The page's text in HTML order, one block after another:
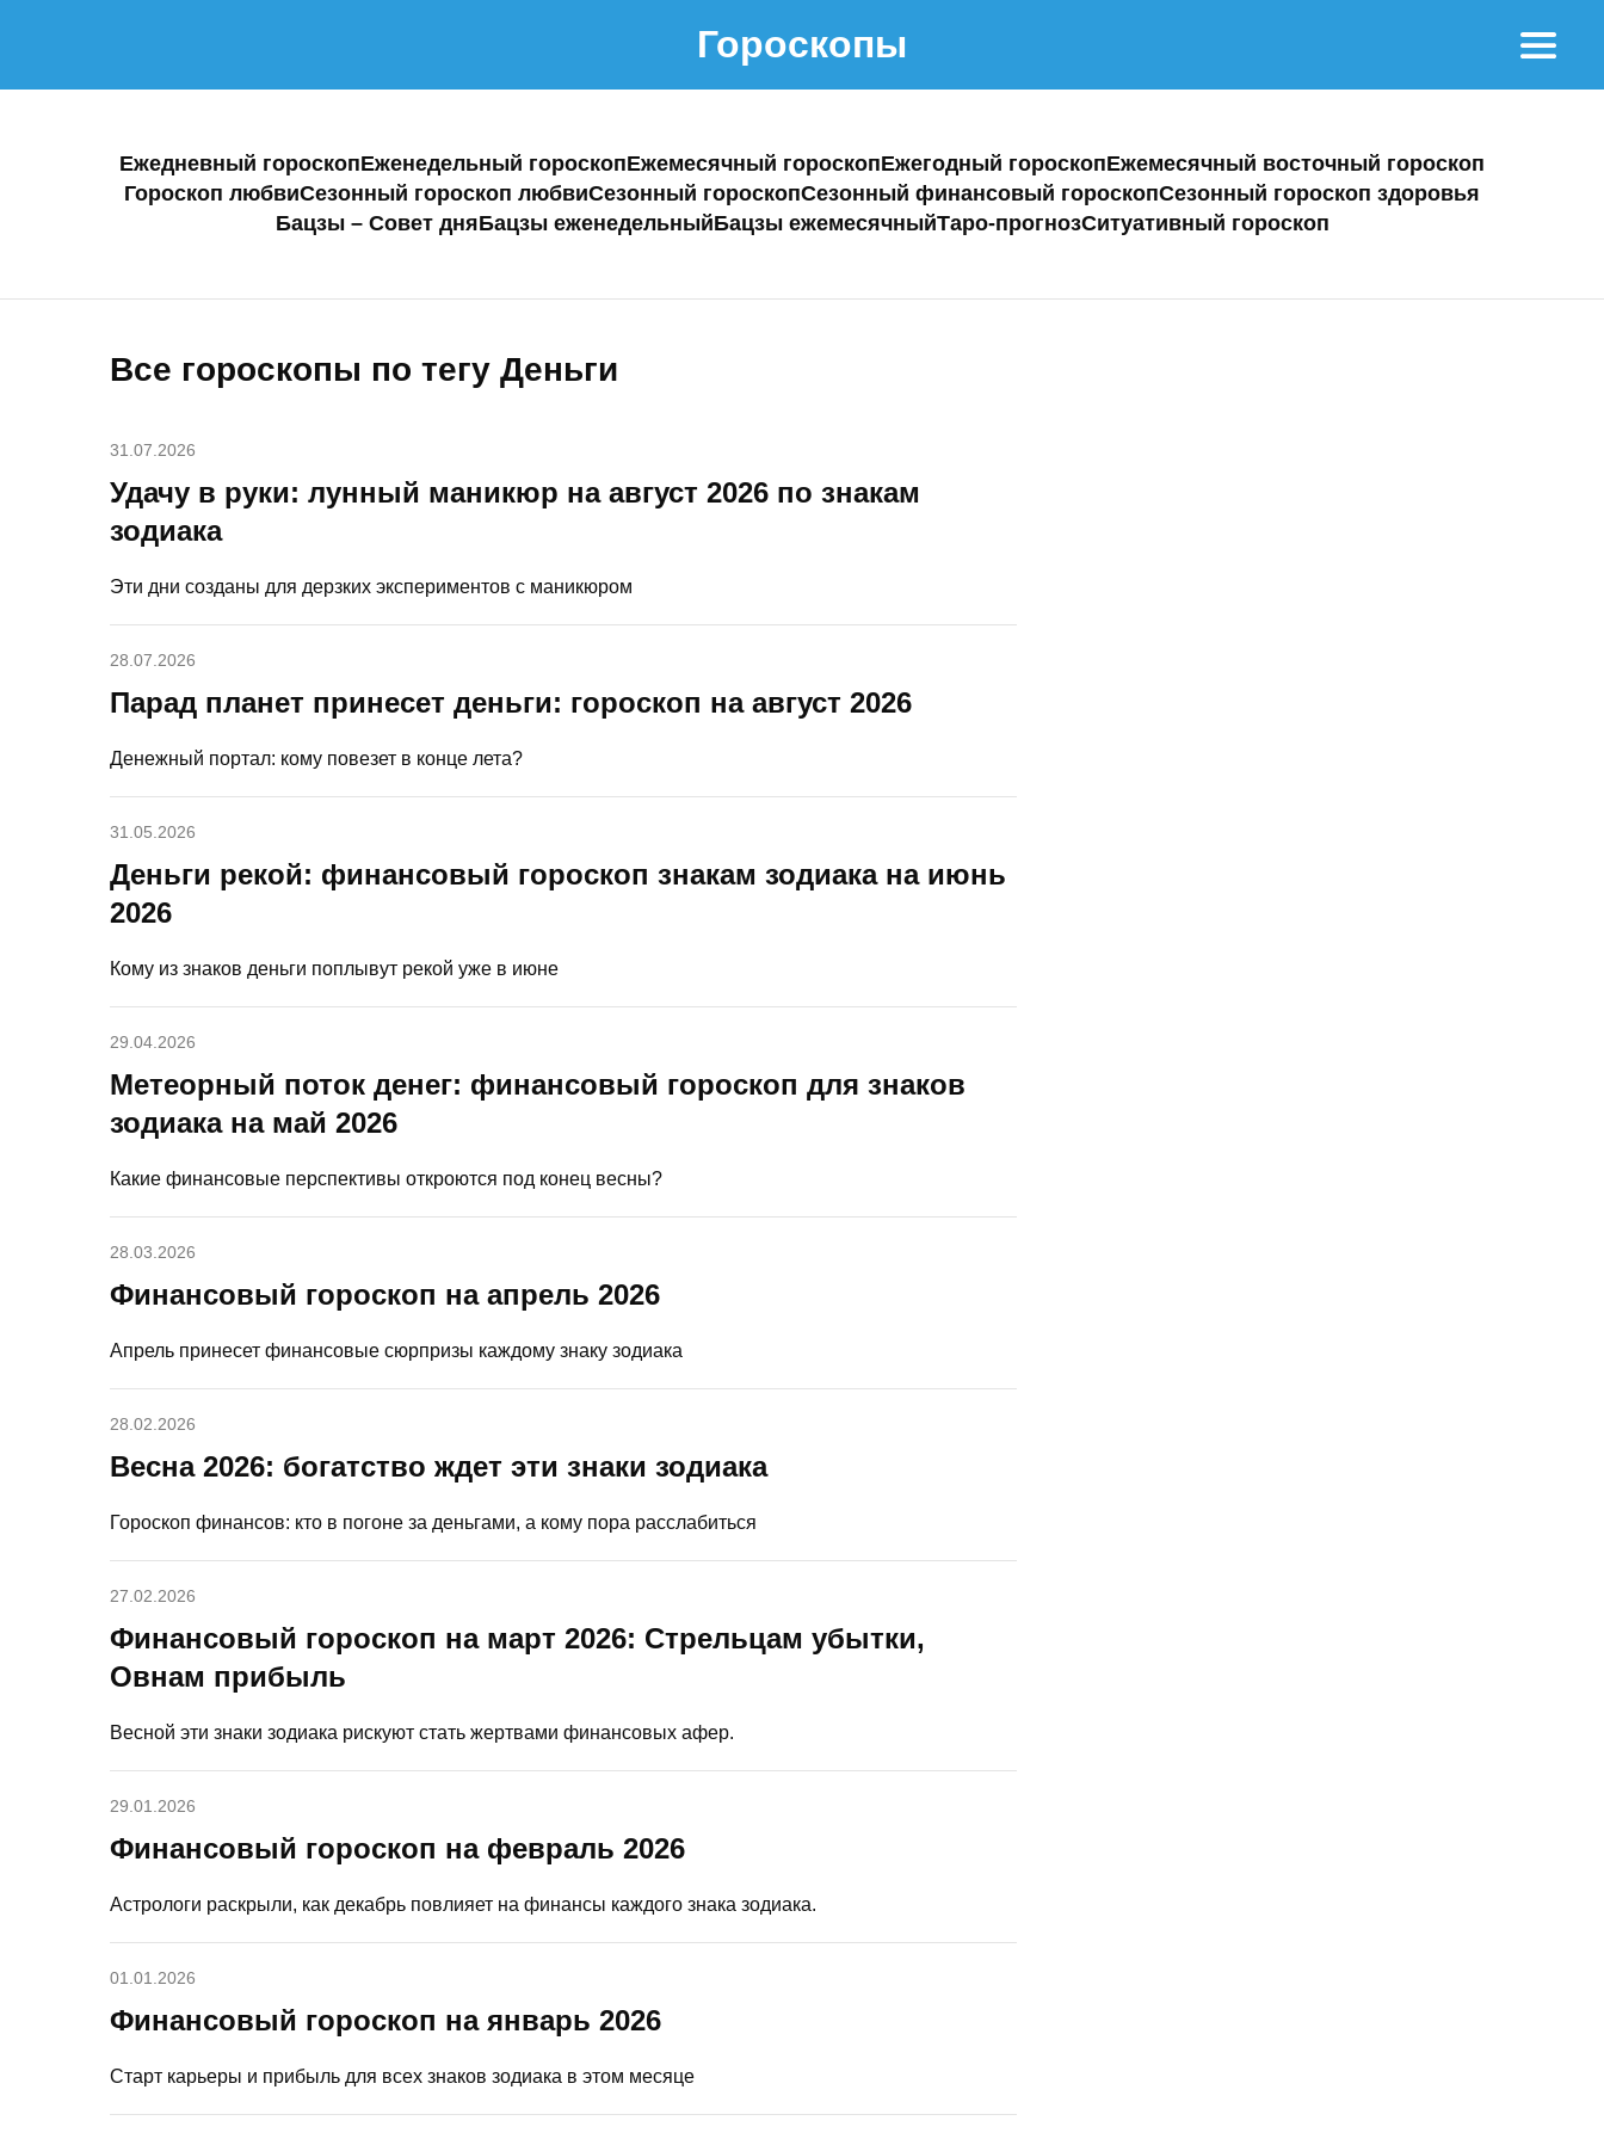
Гороскопы
Ежедневный гороскопЕженедельный гороскопЕжемесячный гороскопЕжегодный гороскопЕжемесячный восточный гороскоп
Гороскоп любвиСезонный гороскоп любвиСезонный гороскопСезонный финансовый гороскопСезонный гороскоп здоровья
Бацзы – Совет дняБацзы еженедельныйБацзы ежемесячныйТаро-прогнозСитуативный гороскоп
Все гороскопы по тегу Деньги
31.07.2026
Удачу в руки: лунный маникюр на август 2026 по знакам
зодиака
Эти дни созданы для дерзких экспериментов с маникюром
28.07.2026
Парад планет принесет деньги: гороскоп на август 2026
Денежный портал: кому повезет в конце лета?
31.05.2026
Деньги рекой: финансовый гороскоп знакам зодиака на июнь
2026
Кому из знаков деньги поплывут рекой уже в июне
29.04.2026
Метеорный поток денег: финансовый гороскоп для знаков
зодиака на май 2026
Какие финансовые перспективы откроются под конец весны?
28.03.2026
Финансовый гороскоп на апрель 2026
Апрель принесет финансовые сюрпризы каждому знаку зодиака
28.02.2026
Весна 2026: богатство ждет эти знаки зодиака
Гороскоп финансов: кто в погоне за деньгами, а кому пора расслабиться
27.02.2026
Финансовый гороскоп на март 2026: Стрельцам убытки,
Овнам прибыль
Весной эти знаки зодиака рискуют стать жертвами финансовых афер.
29.01.2026
Финансовый гороскоп на февраль 2026
Астрологи раскрыли, как декабрь повлияет на финансы каждого знака зодиака.
01.01.2026
Финансовый гороскоп на январь 2026
Старт карьеры и прибыль для всех знаков зодиака в этом месяце